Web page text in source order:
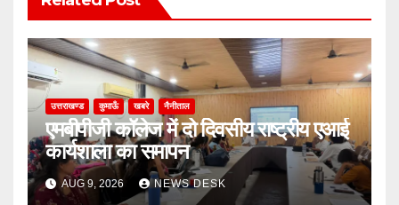
उत्तराखण्ड कुमाऊँ खबरे नैनीताल
एमबीपीजी कॉलेज में दो दिवसीय राष्ट्रीय एआई
कार्यशाला का समापन
AUG 9, 2026 NEWS DESK